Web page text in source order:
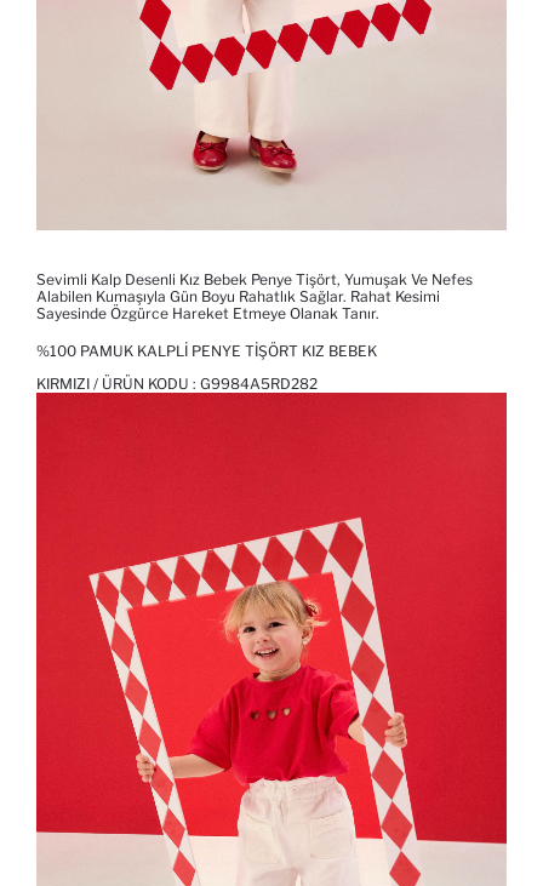
Sevimli Kalp Desenli Kız Bebek Penye Tişört, Yumuşak Ve Nefes
Alabilen Kumaşıyla Gün Boyu Rahatlık Sağlar. Rahat Kesimi
Sayesinde Özgürce Hareket Etmeye Olanak Tanır.
%100 PAMUK KALPLI PENYE TIŞÖRT KIZ BEBEK
KIRMIZI / ÜRÜN KODU : G9984A5RD282